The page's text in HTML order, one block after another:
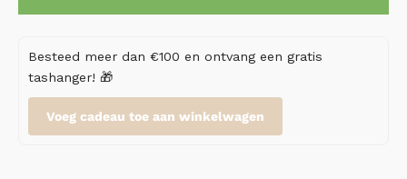
Besteed meer dan €100 en ontvang een gratis
tashanger! 🎁
Voeg cadeau toe aan winkelwagen